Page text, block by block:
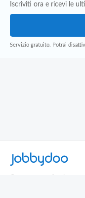
Iscriviti ora e ricevi le
Servizio gratuito. Potrai
Jobbydoo